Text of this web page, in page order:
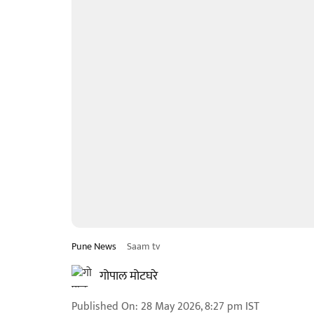
Pune News Saam tv
गोपाल मोटघरे
Published On: 28 May 2026, 8:27 pm IST